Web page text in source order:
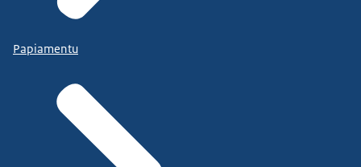
Papiamentu